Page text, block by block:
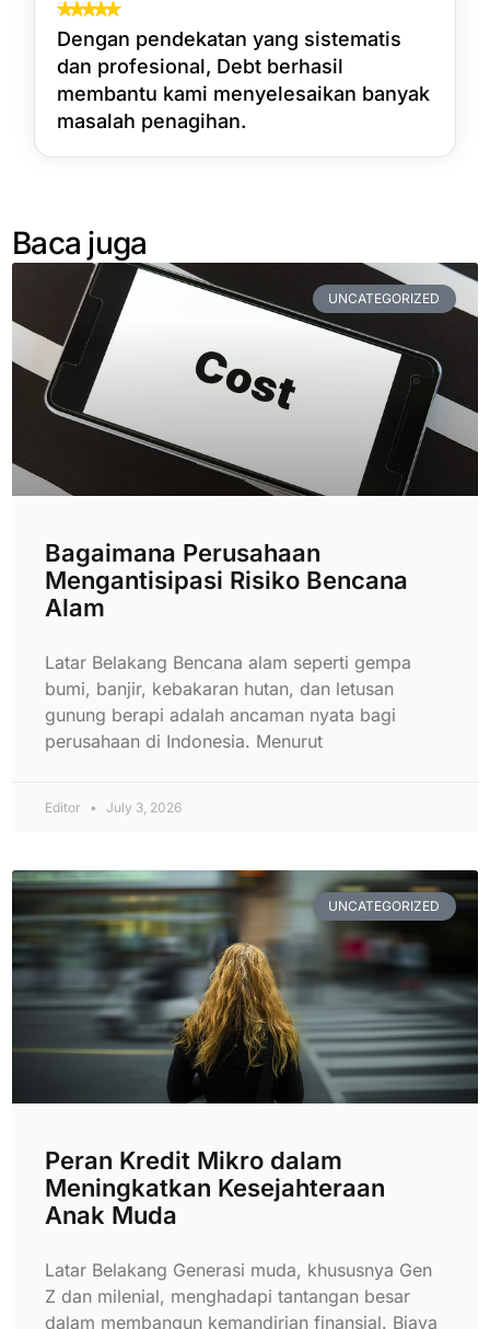
Dengan pendekatan yang sistematis
dan profesional, Debt berhasil
membantu kami menyelesaikan banyak
masalah penagihan.
Baca juga
UNCATEGORIZED
Bagaimana Perusahaan
Mengantisipasi Risiko Bencana
Alam
Latar Belakang Bencana alam seperti gempa
bumi, banjir, kebakaran hutan, dan letusan
gunung berapi adalah ancaman nyata bagi
perusahaan di Indonesia. Menurut
Editor July 3, 2026
UNCATEGORIZED
Peran Kredit Mikro dalam
Meningkatkan Kesejahteraan
Anak Muda
Latar Belakang Generasi muda, khususnya Gen
Z dan milenial, menghadapi tantangan besar
dalam membangun kemandirian finansial. Biaya